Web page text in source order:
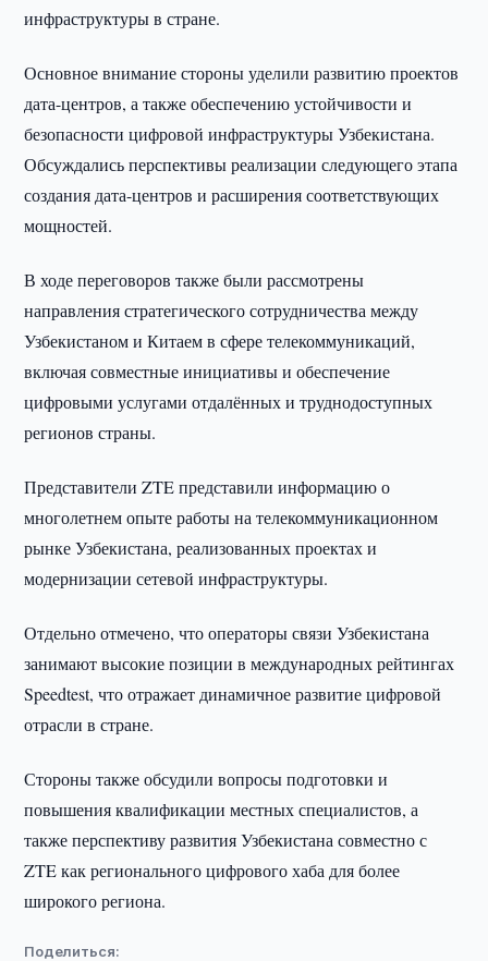
инфраструктуры в стране.
Основное внимание стороны уделили развитию проектов
дата-центров, а также обеспечению устойчивости и
безопасности цифровой инфраструктуры Узбекистана.
Обсуждались перспективы реализации следующего этапа
создания дата-центров и расширения соответствующих
мощностей.
В ходе переговоров также были рассмотрены
направления стратегического сотрудничества между
Узбекистаном и Китаем в сфере телекоммуникаций,
включая совместные инициативы и обеспечение
цифровыми услугами отдалённых и труднодоступных
регионов страны.
Представители ZTE представили информацию о
многолетнем опыте работы на телекоммуникационном
рынке Узбекистана, реализованных проектах и
модернизации сетевой инфраструктуры.
Отдельно отмечено, что операторы связи Узбекистана
занимают высокие позиции в международных рейтингах
Speedtest, что отражает динамичное развитие цифровой
отрасли в стране.
Стороны также обсудили вопросы подготовки и
повышения квалификации местных специалистов, а
также перспективу развития Узбекистана совместно с
ZTE как регионального цифрового хаба для более
широкого региона.
Поделиться: